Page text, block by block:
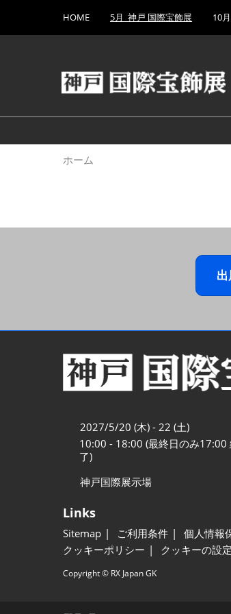
キ
し
て
to
HOME 5月_神戸 国際宝飾展 10
ホーム
2027/5/20 (木) - 22 (土)
10:00 - 18:00 (最終日のみ17:00
了)
神戸国際展示場
Links
Sitemap ご利用条件 個人情報
クッキーポリシー
クッキーの設定
Copyright © RX Japan GK